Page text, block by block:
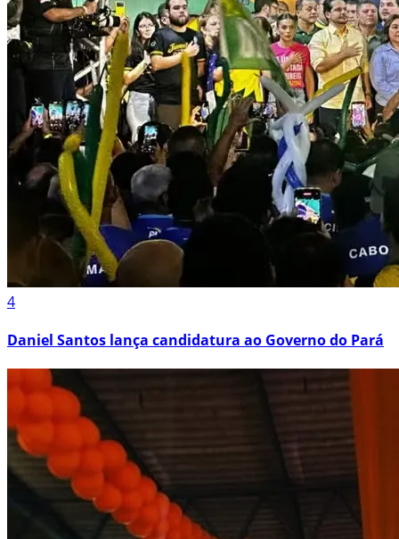
4
Daniel Santos lança candidatura ao Governo do Pará